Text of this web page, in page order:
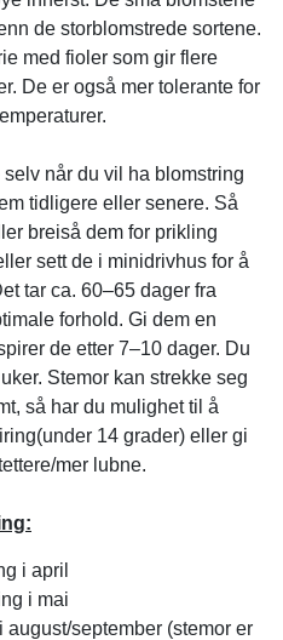
de storblomstrede sortene.
med fioler som gir flere
De er også mer tolerante for
selv når du vil ha blomstring
tidligere eller senere. Så
breiså dem for prikling
sett de i minidrivhus for å
tar ca. 60–65 dager fra
forhold. Gi dem en
de etter 7–10 dager. Du
Stemor kan strekke seg
så har du mulighet til å
14 grader) eller gi
mer lubne.
i april
i mai
september (stemor er